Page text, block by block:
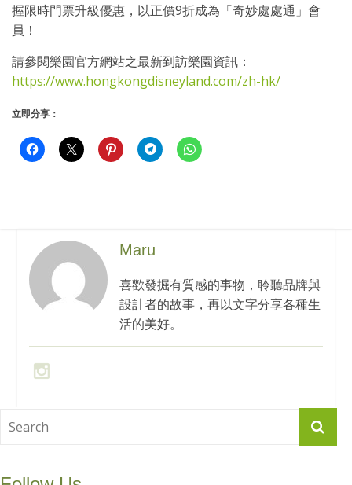
握限時門票升級優惠，以正價9折成為「奇妙處處通」會
員！
請參閱樂園官方網站之最新到訪樂園資訊：
https://www.hongkongdisneyland.com/zh-hk/
立即分享：
Maru
喜歡發掘有質感的事物，聆聽品牌與
設計者的故事，再以文字分享各種生
活的美好。